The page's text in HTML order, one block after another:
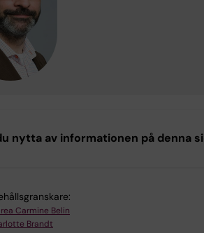
nytta av informationen på denna
Carmine Belin
Brandt